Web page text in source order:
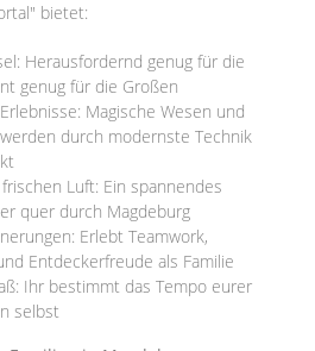
bietet:
Herausfordernd genug für die
genug für die Großen
Magische Wesen und
durch modernste Technik
Luft: Ein spannendes
quer durch Magdeburg
Erlebt Teamwork,
Entdeckerfreude als Familie
Ihr bestimmt das Tempo eurer
selbst